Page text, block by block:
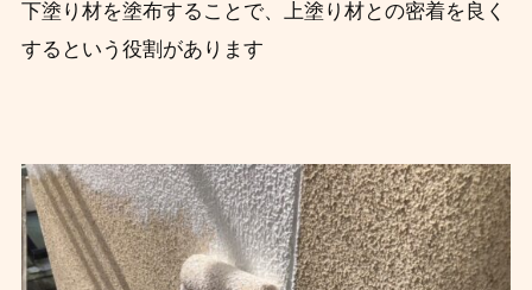
下塗り材を塗布することで、上塗り材との密着を良く
するという役割があります